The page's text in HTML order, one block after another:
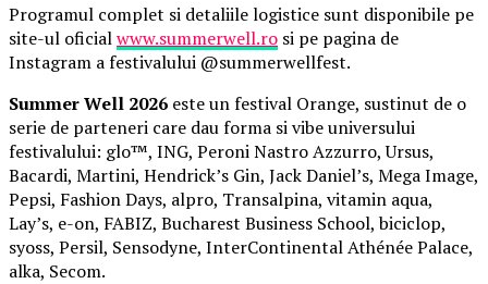
Programul complet si detaliile logistice sunt disponibile pe
site-ul oficialwww.summerwell.ro si pe pagina de
Instagram a festivalului @summerwellfest.
Summer Well 2026 este un festival Orange, sustinut de o
serie de parteneri care dau forma si vibe universului
festivalului: glo™, ING, Peroni Nastro Azzurro, Ursus,
Bacardi, Martini, Hendrick’s Gin, Jack Daniel’s, Mega Image,
Pepsi, Fashion Days, alpro, Transalpina, vitamin aqua,
Lay’s, e-on, FABIZ, Bucharest Business School, biciclop,
syoss, Persil, Sensodyne, InterContinental Athénée Palace,
alka, Secom.